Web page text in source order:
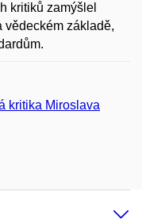
kritiků zamýšlel
vědeckém základě,
kritika Miroslava